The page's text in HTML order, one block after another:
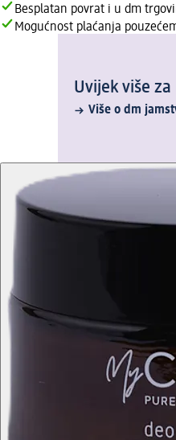
Besplatan povrat i u dm
Mogućnost plaćanja
Uvijek više za
Više o dm